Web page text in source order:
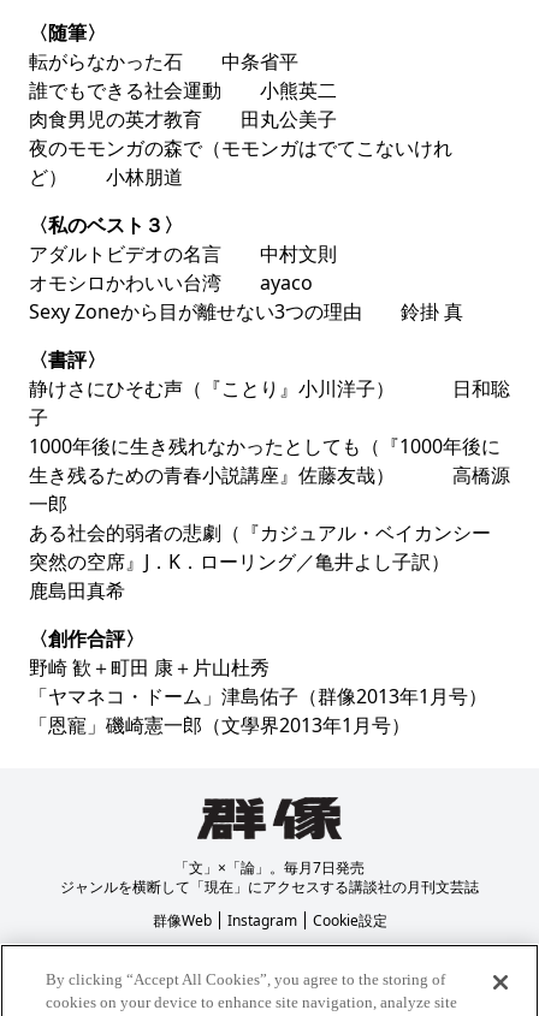
〈随筆〉
転がらなかった石 中条省平
誰でもできる社会運動 小熊英二
肉食男児の英才教育 田丸公美子
夜のモモンガの森で（モモンガはでてこないけれ
ど） 小林朋道
〈私のベスト３〉
アダルトビデオの名言 中村文則
オモシロかわいい台湾 ayaco
Sexy Zoneから目が離せない3つの理由 鈴掛 真
〈書評〉
静けさにひそむ声（『ことり』小川洋子） 日和聡
子
1000年後に生き残れなかったとしても（『1000年後に
生き残るための青春小説講座』佐藤友哉） 高橋源
一郎
ある社会的弱者の悲劇（『カジュアル・ベイカンシー
突然の空席』J．K．ローリング／亀井よし子訳）
鹿島田真希
〈創作合評〉
野崎 歓＋町田 康＋片山杜秀
「ヤマネコ・ドーム」津島佑子（群像2013年1月号）
「恩寵」磯崎憲一郎（文學界2013年1月号）
「文」×「論」。毎月7日発売
ジャンルを横断して「現在」にアクセスする講談社の月刊文芸誌
群像Web
Instagram
Cookie設定
プライバシーポリシー
著作権について
By clicking “Accept All Cookies”, you agree to the storing of
cookies on your device to enhance site navigation, analyze site